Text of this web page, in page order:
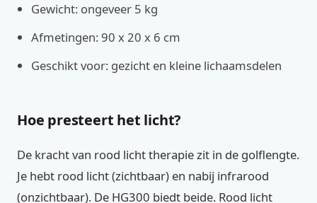
Gewicht: ongeveer 5 kg
Afmetingen: 90 x 20 x 6 cm
Geschikt voor: gezicht en kleine lichaamsdelen
Hoe presteert het licht?
De kracht van rood licht therapie zit in de golflengte.
Je hebt rood licht (zichtbaar) en nabij infrarood
(onzichtbaar). De HG300 biedt beide. Rood licht